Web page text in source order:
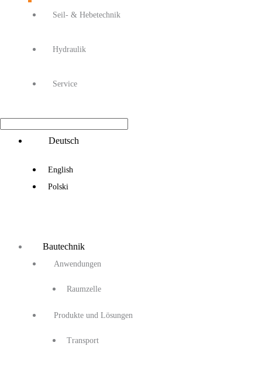
Seil- & Hebetechnik
Hydraulik
Service
Deutsch
English
Polski
Bautechnik
Anwendungen
Raumzelle
Produkte und Lösungen
Transport